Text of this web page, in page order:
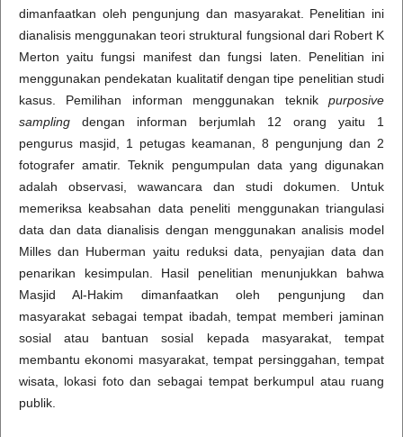
dimanfaatkan oleh pengunjung dan masyarakat. Penelitian ini
dianalisis menggunakan teori struktural fungsional dari Robert K
Merton yaitu fungsi manifest dan fungsi laten. Penelitian ini
menggunakan pendekatan kualitatif dengan tipe penelitian studi
kasus. Pemilihan informan menggunakan teknikpurposive
samplingdengan informan berjumlah 12 orang yaitu 1
pengurus masjid, 1 petugas keamanan, 8 pengunjung dan 2
fotografer amatir. Teknik pengumpulan data yang digunakan
adalah observasi, wawancara dan studi dokumen. Untuk
memeriksa keabsahan data peneliti menggunakan triangulasi
data dan data dianalisis dengan menggunakan analisis model
Milles dan Huberman yaitu reduksi data, penyajian data dan
penarikan kesimpulan. Hasil penelitian menunjukkan bahwa
Masjid Al-Hakim dimanfaatkan oleh pengunjung dan
masyarakat sebagai tempat ibadah, tempat memberi jaminan
sosial atau bantuan sosial kepada masyarakat, tempat
membantu ekonomi masyarakat, tempat persinggahan, tempat
wisata, lokasi foto dan sebagai tempat berkumpul atau ruang
publik.